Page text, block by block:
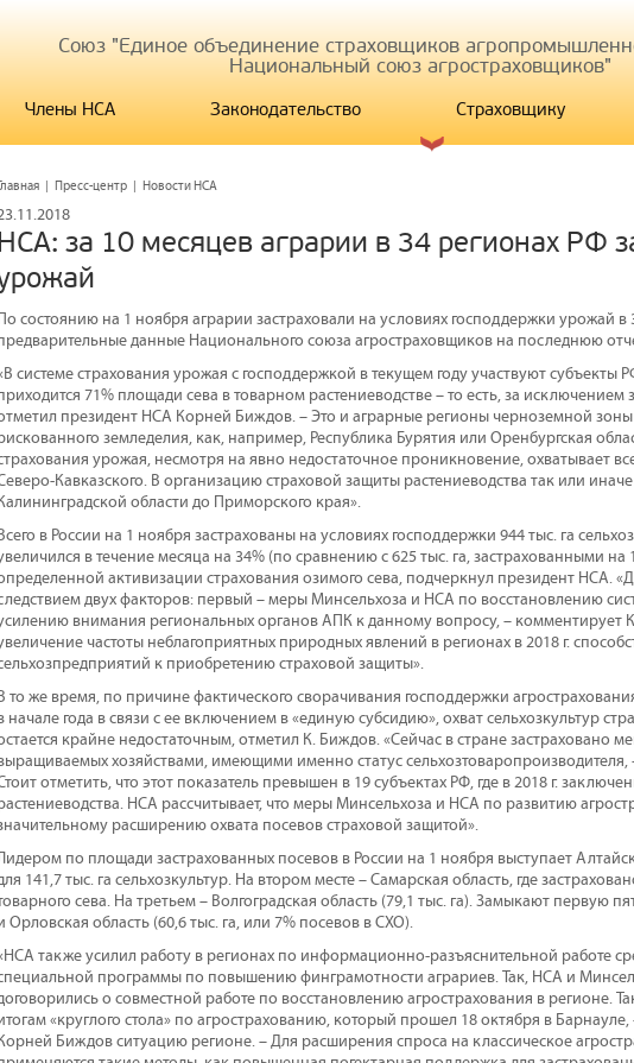
Союз "Единое объединение страховщиков
Национальный союз агростраховщиков"
Члены НСА Законодательство Страховщику
| Пресс-центр | Новости НСА
за 10 месяцев аграрии в 34 регионах РФ
состоянию на 1 ноября аграрии застраховали на условиях господдержки урожай в
данные Национального союза агростраховщиков на последнюю
системе страхования урожая с господдержкой в текущем году участвуют субъекты
71% площади сева в товарном растениеводстве – то есть, за исключением
президент НСА Корней Биждов. – Это и аграрные регионы черноземной
земледелия, как, например, Республика Бурятия или Оренбургская
урожая, несмотря на явно недостаточное проникновение, охватывает
Кавказского. В организацию страховой защиты растениеводства так или
области до Приморского края».
в России на 1 ноября застрахованы на условиях господдержки 944 тыс. га
в течение месяца на 34% (по сравнению с 625 тыс. га, застрахованными на
активизации страхования озимого сева, подчеркнул президент НСА.
двух факторов: первый – меры Минсельхоза и НСА по восстановлению
внимания региональных органов АПК к данному вопросу, – комментирует
частоты неблагоприятных природных явлений в регионах в 2018 г.
к приобретению страховой защиты».
то же время, по причине фактического сворачивания господдержки
начале года в связи с ее включением в «единую субсидию», охват сельхозкультур
крайне недостаточным, отметил К. Биждов. «Сейчас в стране застраховано
хозяйствами, имеющими именно статус
отметить, что этот показатель превышен в 19 субъектах РФ, где в 2018 г.
НСА рассчитывает, что меры Минсельхоза и НСА по развитию
расширению охвата посевов страховой защитой».
по площади застрахованных посевов в России на 1 ноября выступает
141,7 тыс. га сельхозкультур. На втором месте – Самарская область, где
сева. На третьем – Волгоградская область (79,1 тыс. га). Замыкают первую
Орловская область (60,6 тыс. га, или 7% посевов в СХО).
также усилил работу в регионах по информационно-разъяснительной работе
программы по повышению финграмотности аграриев. Так, НСА и
о совместной работе по восстановлению агрострахования в регионе.
«круглого стола» по агрострахованию, который прошел 18 октября в
Биждов ситуацию регионе. – Для расширения спроса на классическое